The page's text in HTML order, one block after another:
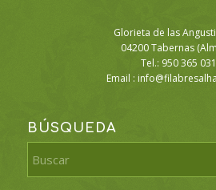
Glorieta de las
04200 Tabernas
Tel.: 950 365 031
Email :
BÚSQUEDA